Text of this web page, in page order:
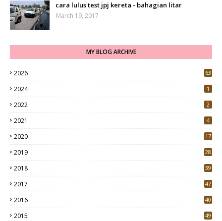
cara lulus test jpj kereta - bahagian litar
March 19, 2017
MY BLOG ARCHIVE
2026 63
2024 1
2022 2
2021 4
2020
17
2019
28
2018
39
2017
47
2016
40
2015
49